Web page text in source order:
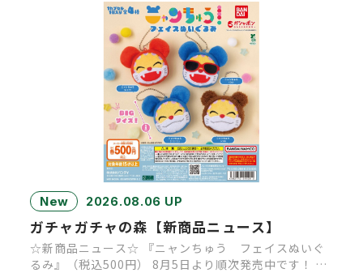
New 2026.08.06 UP
ガチャガチャの森【新商品ニュース】
☆新商品ニュース☆ 『ニャンちゅう フェイスぬいぐ
るみ』（税込500円） 8月5日より順次発売中です！ 大